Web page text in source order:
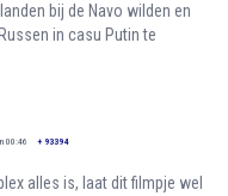
bij de Navo wilden en
in casu Putin te
00:46 + 93394
alles is, laat dit filmpje wel